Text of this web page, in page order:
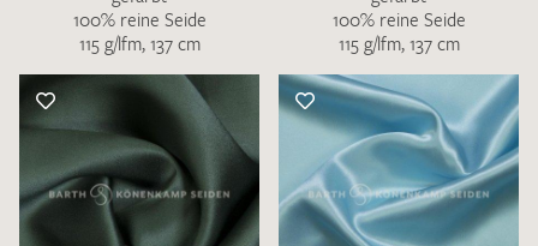
100% reine Seide
115 g/lfm, 137 cm
100% reine Seide
115 g/lfm, 137 cm